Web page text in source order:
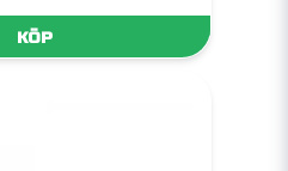
KÖP